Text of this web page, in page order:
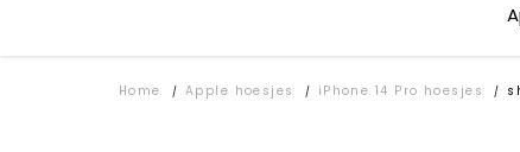
Home / Apple hoesjes / iPhone 14 Pro hoesjes /